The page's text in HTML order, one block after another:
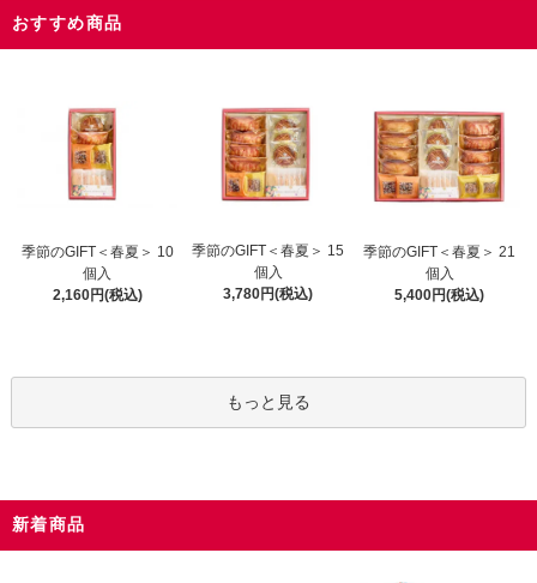
おすすめ商品
季節のGIFT＜春夏＞ 10
個入
2,160円(税込)
季節のGIFT＜春夏＞ 15
個入
3,780円(税込)
季節のGIFT＜春夏＞ 21
個入
5,400円(税込)
もっと見る
新着商品